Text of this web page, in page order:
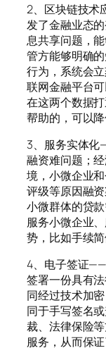
2、区块链技术
发了金融业态
息共享问题，
管方能够明确
行为，系统会
联网金融平台
在这两个数据
帮助的，可以
3、服务实体
融资难问题；
境，小微企业
评级等原因融
小微群体的贷
服务小微企业
势，比如手续
4、电子签证
签署一份具有
同经过技术加
同于手写签名
裁、法律保险
服务，从而保